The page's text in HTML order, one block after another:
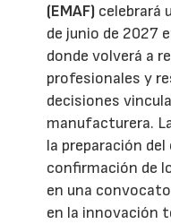
(EMAF) celebrará
de junio de 2027
donde volverá a
profesionales y
decisiones
manufacturera.
la preparación
confirmación de
en una
en la innovación